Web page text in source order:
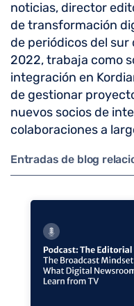
noticias, director
de transformación
de periódicos del sur
2022, trabaja como
integración en
de gestionar
nuevos socios de
colaboraciones a
Entradas de blog